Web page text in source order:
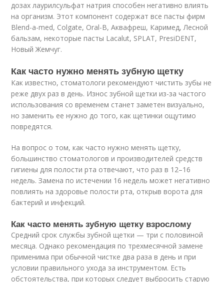
дозах лаурилсульфат натрия способен негативно влиять
на организм. Этот компонент содержат все пасты фирм
Blend-a-med, Colgate, Oral-B, Аквафреш, Каримед, Лесной
бальзам, некоторые пасты Lacalut, SPLAT, PresiDENT,
Новый Жемчуг.
Как часто нужно менять зубную щетку
Как известно, стоматологи рекомендуют чистить зубы не
реже двух раз в день. Износ зубной щетки из-за частого
использования со временем станет заметен визуально,
но заменить ее нужно до того, как щетинки ощутимо
повредятся.
На вопрос о том, как часто нужно менять щетку,
большинство стоматологов и производителей средств
гигиены для полости рта отвечают, что раз в 12–16
недель. Замена по истечении 16 недель может негативно
повлиять на здоровье полости рта, открыв ворота для
бактерий и инфекций.
Как часто менять зубную щетку взрослому
Средний срок службы зубной щетки — три с половиной
месяца. Однако рекомендация по трехмесячной замене
применима при обычной чистке два раза в день и при
условии правильного ухода за инструментом. Есть
обстоятельства, при которых следует выбросить старую